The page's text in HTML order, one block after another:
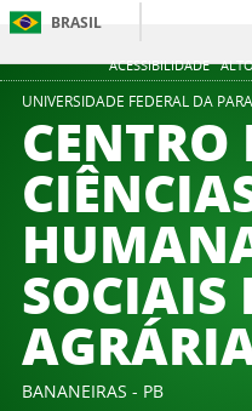
ACESSIBILIDADE
BRASIL
UNIVERSIDADE FEDERAL DA
CENTRO
SOCIAIS
BANANEIRAS - PB